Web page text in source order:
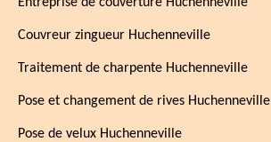
Couvreur zingueur Huchenneville
Traitement de charpente Huchenneville
Pose et changement de rives Huchenneville
Pose de velux Huchenneville